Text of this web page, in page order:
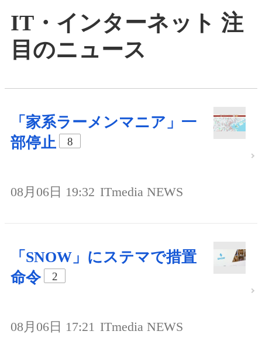
IT・インターネット 注
目のニュース
「家系ラーメンマニア」一
部停止
8
08月06日 19:32 ITmedia NEWS
「SNOW」にステマで措置
命令
2
08月06日 17:21 ITmedia NEWS